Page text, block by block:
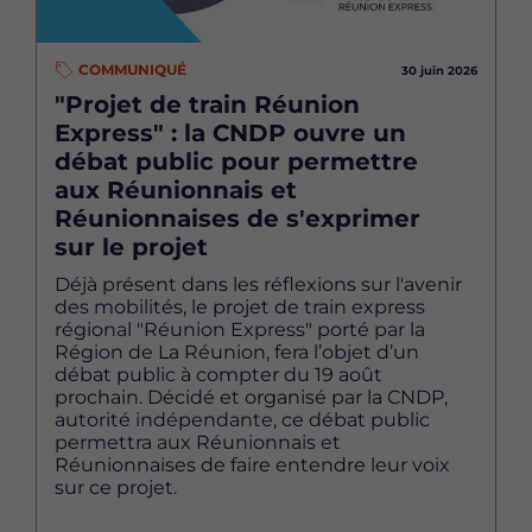
COMMUNIQUÉ 30 juin 2026
"Projet de train Réunion
Express" : la CNDP ouvre un
débat public pour permettre
aux Réunionnais et
Réunionnaises de s'exprimer
sur le projet
Déjà présent dans les réflexions sur l'avenir
des mobilités, le projet de train express
régional "Réunion Express" porté par la
Région de La Réunion, fera l’objet d’un
débat public à compter du 19 août
prochain. Décidé et organisé par la CNDP,
autorité indépendante, ce débat public
permettra aux Réunionnais et
Réunionnaises de faire entendre leur voix
sur ce projet.